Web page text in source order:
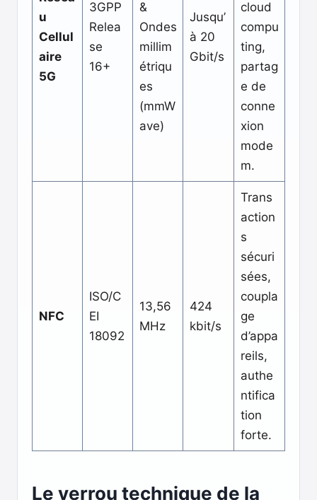
u
Cellul
aire
5G
3GPP
Relea
se
16+
&
Ondes
millim
étriqu
es
(mmW
ave)
Jusqu’
à 20
Gbit/s
cloud
compu
ting,
partag
e de
conne
xion
mode
m.
NFC
ISO/C
EI
18092
13,56
MHz
424
kbit/s
Trans
action
s
sécuri
sées,
coupla
ge
d’appa
reils,
authe
ntifica
tion
forte.
Le verrou technique de la